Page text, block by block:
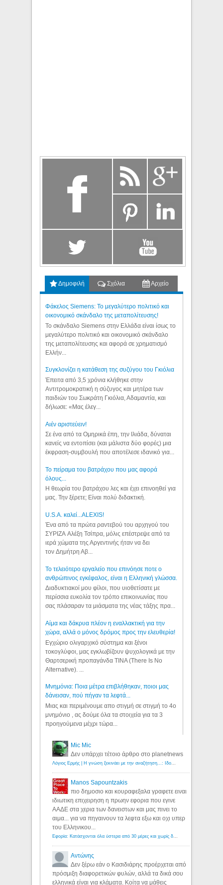
Δημοφιλή Σχόλια Αρχείο
Φάκελος Siemens: Το μεγαλύτερο πολιτικό και
οικονομικό σκάνδαλο της μεταπολίτευσης!
Το σκάνδαλο Siemens στην Ελλάδα είναι ίσως το
μεγαλύτερο πολιτικό και οικονομικό σκάνδαλο
της μεταπολίτευσης και αφορά σε χρηματισμό
Ελλήν...
Συγκλονίζει η κατάθεση της συζύγου του Γκιόλια
Έπειτα από 3,5 χρόνια κλήθηκε στην
Αντιτρομοκρατική η σύζυγος και μητέρα των
παιδιών του Σωκράτη Γκιόλια, Αδαμαντία, και
δήλωσε: «Μας έλεγ...
Aιέν αριστεύειν!
Σε ένα από τα Ομηρικά έπη, την Ιλιάδα, δύναται
κανείς να εντοπίσει (και μάλιστα δύο φορές) μια
έκφραση-συμβουλή που αποτέλεσε ιδανικό για...
Το πείραμα του βατράχου που μας αφορά
όλους...
Η θεωρία του βατράχου λες και έχει επινοηθεί για
μας. Την ξέρετε; Είναι πολύ διδακτική.
U.S.A. καλεί...ALEXIS!
Ένα από τα πρώτα ραντεβού του αρχηγού του
ΣΥΡΙΖΑ Αλέξη Τσίπρα, μόλις επέστρεψε από τα
ιερά χώματα της Αργεντινής ήταν να δει
τον Δημήτρη Αβ...
Το τελειότερο εργαλείο που επινόησε ποτε ο
ανθρώπινος εγκέφαλος, είναι η Ελληνική γλώσσα.
Διαδυκτιακοί μου φίλοι, που υιοθετίσατε με
περίσσια ευκολία τον τρόπο επικοινωνίας που
σας πλάσαραν τα μιάσματα της νέας τάξης πρα...
Αίμα και δάκρυα πλέον η εναλλακτική για την
χώρα, αλλά ο μόνος δρόμος προς την ελευθερία!
Εγχώριο ολιγαρχικό σύστημα και ξένοι
τοκογλύφοι, μας εγκλωβίζουν ψυχολογικά με την
Θαρτσερική προπαγάνδα TINA (There Is No
Alternative). ...
Μνημόνια: Ποια μέτρα επιβλήθηκαν, ποιοι μας
δάνεισαν, πού πήγαν τα λεφτά...
Μιας και περιμένουμε απο στιγμή σε στιγμή το 4ο
μνημόνιο , ας δούμε όλα τα στοιχεία για τα 3
προηγούμενα μέχρι τώρα...
Mic Mic
Δεν υπάρχει τέτοιο άρθρο στο planetnews
Λόγιος Ερμής | Η γνώση ξεκινάει με την αναζήτηση...: Ιδού οι 18 που χρωστούν 11 δις ευρώ!
Manos Sapountzakis
πιο δημοσιο και κουραφεξαλα γραφετε ειναι
ιδιωτικη επιχειρηση η πρωην εφορια που εγινε
ΑΑΔΕ στα χερια των δανειστων και μας πινει το
αιμα... για να πηγαινουν τα λεφτα εξω και οχι υπερ
του Ελληνικου...
Εφορία: Κατάσχονται όλα ύστερα από 30 μέρες και χωρίς δικαστικές αποφάσεις - Λόγιος Ερμής
Αντώνης
Δεν ξέρω εάν ο Κασιδιάρης προέρχεται από
πρόσμιξη διαφορετικών φυλών, αλλά τα δικά σου
ελληνικά είναι για κλάματα. Κοίτα να μάθεις